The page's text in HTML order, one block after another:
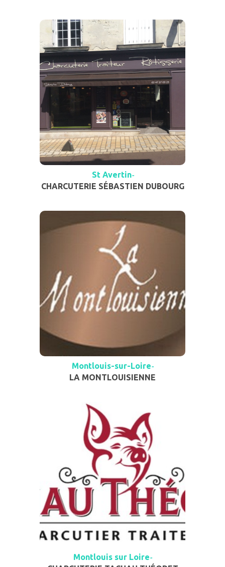
St Avertin-
CHARCUTERIE SÉBASTIEN DUBOURG
Montlouis-sur-Loire-
LA MONTLOUISIENNE
Montlouis sur Loire-